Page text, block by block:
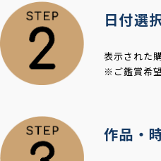
日付選
表示された
※ご鑑賞希
作品・